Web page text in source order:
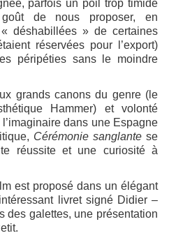
parfois un poil trop timide
de nous proposer, en
déshabillées » de certaines
réservées pour l’export)
péripéties sans le moindre
grands canons du genre (le
Hammer) et volonté
dans une Espagne
Cérémonie sanglantese
réussite et une curiosité à
est proposé dans un élégant
livret signé Didier –
des galettes, une présentation